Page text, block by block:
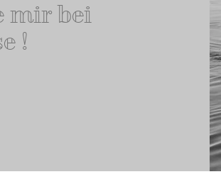
mir bei
!